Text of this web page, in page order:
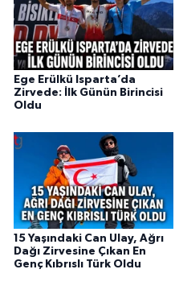
Ege Erülkü Isparta’da
Zirvede: İlk Günün Birincisi
Oldu
15 Yaşındaki Can Ulay, Ağrı
Dağı Zirvesine Çıkan En
Genç Kıbrıslı Türk Oldu